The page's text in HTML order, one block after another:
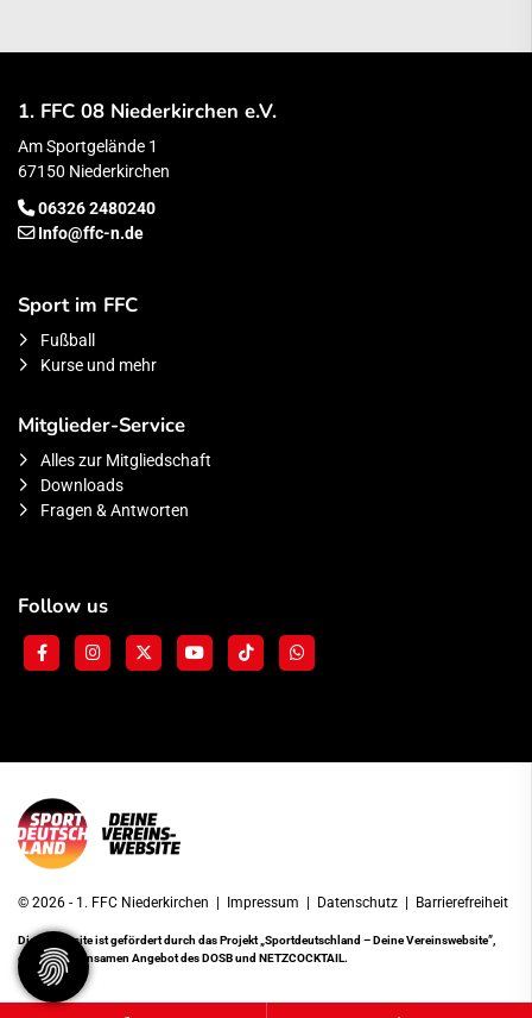
1. FFC 08 Niederkirchen e.V.
Am Sportgelände 1
67150 Niederkirchen
06326 2480240
Info@ffc-n.de
Sport im FFC
Fußball
Kurse und mehr
Mitglieder-Service
Alles zur Mitgliedschaft
Downloads
Fragen & Antworten
Follow us
© 2026 - 1. FFC Niederkirchen | Impressum | Datenschutz | Barrierefreiheit
Diese Website ist gefördert durch das Projekt„Sportdeutschland – Deine Vereinswebsite”,
einem gemeinsamen Angebot des DOSB und NETZCOCKTAIL.